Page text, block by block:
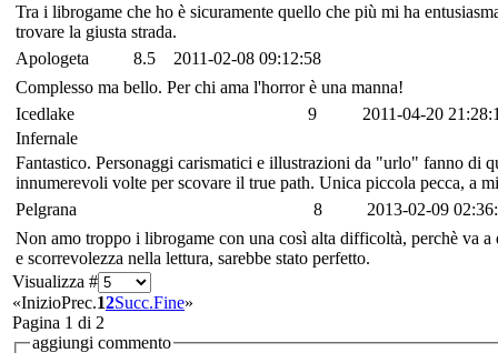
Tra i librogame che ho è sicuramente quello che più mi ha
trovare la giusta strada.
Apologeta
8.5
2011-02-08 09:12:58
Complesso ma bello. Per chi ama l'horror è una manna!
Icedlake
9
2011-04-20
Infernale
Fantastico. Personaggi carismatici e illustrazioni da "urlo" fanno di
innumerevoli volte per scovare il true path. Unica piccola pecca, a
Pelgrana
8
2013-02-09
Non amo troppo i librogame con una così alta difficoltà, perchè va
e scorrevolezza nella lettura, sarebbe stato perfetto.
Visualizza #
«InizioPrec.12Succ.Fine»
Pagina 1 di 2
aggiungi commento